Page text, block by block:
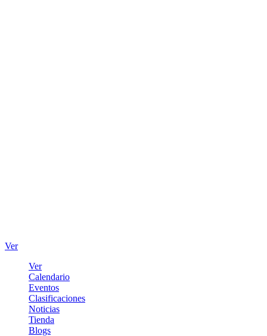
Ver
Ver
Calendario
Eventos
Clasificaciones
Noticias
Tienda
Blogs